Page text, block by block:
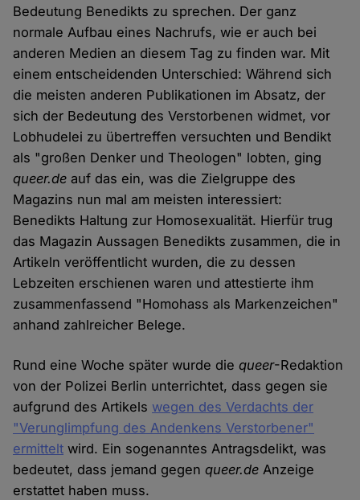
Bedeutung Benedikts zu sprechen. Der ganz
normale Aufbau eines Nachrufs, wie er auch bei
anderen Medien an diesem Tag zu finden war. Mit
einem entscheidenden Unterschied: Während sich
die meisten anderen Publikationen im Absatz, der
sich der Bedeutung des Verstorbenen widmet, vor
Lobhudelei zu übertreffen versuchten und Bendikt
als "großen Denker und Theologen" lobten, ging
queer.de auf das ein, was die Zielgruppe des
Magazins nun mal am meisten interessiert:
Benedikts Haltung zur Homosexualität. Hierfür trug
das Magazin Aussagen Benedikts zusammen, die in
Artikeln veröffentlicht wurden, die zu dessen
Lebzeiten erschienen waren und attestierte ihm
zusammenfassend "Homohass als Markenzeichen"
anhand zahlreicher Belege.
Rund eine Woche später wurde diequeer-Redaktion
von der Polizei Berlin unterrichtet, dass gegen sie
aufgrund des Artikels wegen des Verdachts der
"Verunglimpfung des Andenkens Verstorbener"
ermittelt wird. Ein sogenanntes Antragsdelikt, was
bedeutet, dass jemand gegenqueer.deAnzeige
erstattet haben muss.